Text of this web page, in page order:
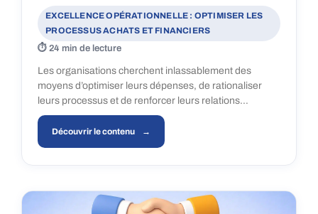
EXCELLENCE OPÉRATIONNELLE : OPTIMISER LES
PROCESSUS ACHATS ET FINANCIERS
24 min de lecture
Les organisations cherchent inlassablement des
moyens d’optimiser leurs dépenses, de rationaliser
leurs processus et de renforcer leurs relations…
Découvrir le contenu